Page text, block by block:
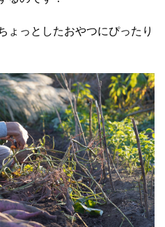
ょっとしたおやつにぴったり